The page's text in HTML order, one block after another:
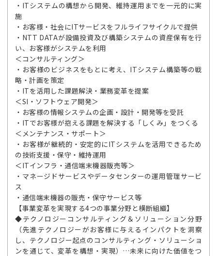
・ITシステムの構想から開発、維持運用までを一元的に実
施
・お客様・社会にITサービスをフルライフサイクルで提供
・NTT DATAが設備投資及び構築システムの資産保有を行
い、お客様がシステムを利用
＜コンサルティング＞
・お客様のビジネスをもとに考え、ITシステム構築等の戦
略・計画を策定
・ITを活用した課題解決・業務変革を提案
＜SI・ソフトウェア開発＞
・お客様の情報システムの企画・設計・開発等を受託
・ITでお客様が抱える課題を解決する「しくみ」をつくる
＜メンテナンス・サポート＞
・お客様が継続的・安定的にITシステムを活用できるため
の技術支援・保守・維持運用
＜ITインフラ・通信端末機器販売等＞
・マネージドサービスやデータセンターの運用管理サービ
ス
・通信端末機器の販売・保守サービス等
【事業変革を実現する4つの事業分野と横断組織】
◆テクノロジーコンサルティング＆ソリューション分野
（先進テクノロジーがお客様に与えるインパクトを洞察
し、テクノロジー起点のコンサルティング・ソリューショ
ンを通じて、変革を構想・実現）…未来に向けた価値をつ